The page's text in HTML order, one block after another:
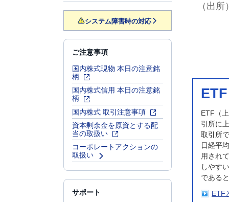
システム障害時の対応
ご注意事項
国内株式現物 本日の注意銘
柄
国内株式信用 本日の注意銘
柄
国内株式 取引注意事項
資本剰余金を原資とする配
当の取扱い
コーポレートアクションの
取扱い
サポート
（出
ETF（
引所に
取引所
日経平
用され
しやす
である
ETF